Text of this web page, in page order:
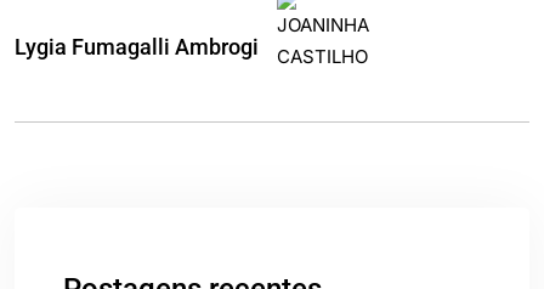
Lygia Fumagalli Ambrogi